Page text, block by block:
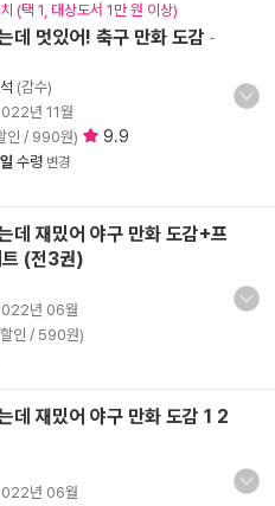
(택 1, 대상도서 1만 원 이상)
데 멋있어! 축구 만화 도감 -
(감수)
년 11월
인 / 990원) 9.9
수령 변경
데 재밌어 야구 만화 도감+프
트 (전3권)
년 06월
인 / 590원)
데 재밌어 야구 만화 도감 1 2
년 06월